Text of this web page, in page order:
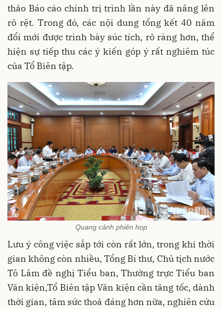
thảo Báo cáo chính trị trình lần này đã nâng lên
rõ rệt. Trong đó, các nội dung tổng kết 40 năm
đổi mới được trình bày súc tích, rõ ràng hơn, thể
hiện sự tiếp thu các ý kiến góp ý rất nghiêm túc
của Tổ Biên tập.
Quang cảnh phiên họp
Lưu ý công việc sắp tới còn rất lớn, trong khi thời
gian không còn nhiều, Tổng Bí thư, Chủ tịch nước
Tô Lâm đề nghị Tiểu ban, Thường trực Tiểu ban
Văn kiện,Tổ Biên tập Văn kiện cần tăng tốc, dành
thời gian, tâm sức thoả đáng hơn nữa, nghiên cứu